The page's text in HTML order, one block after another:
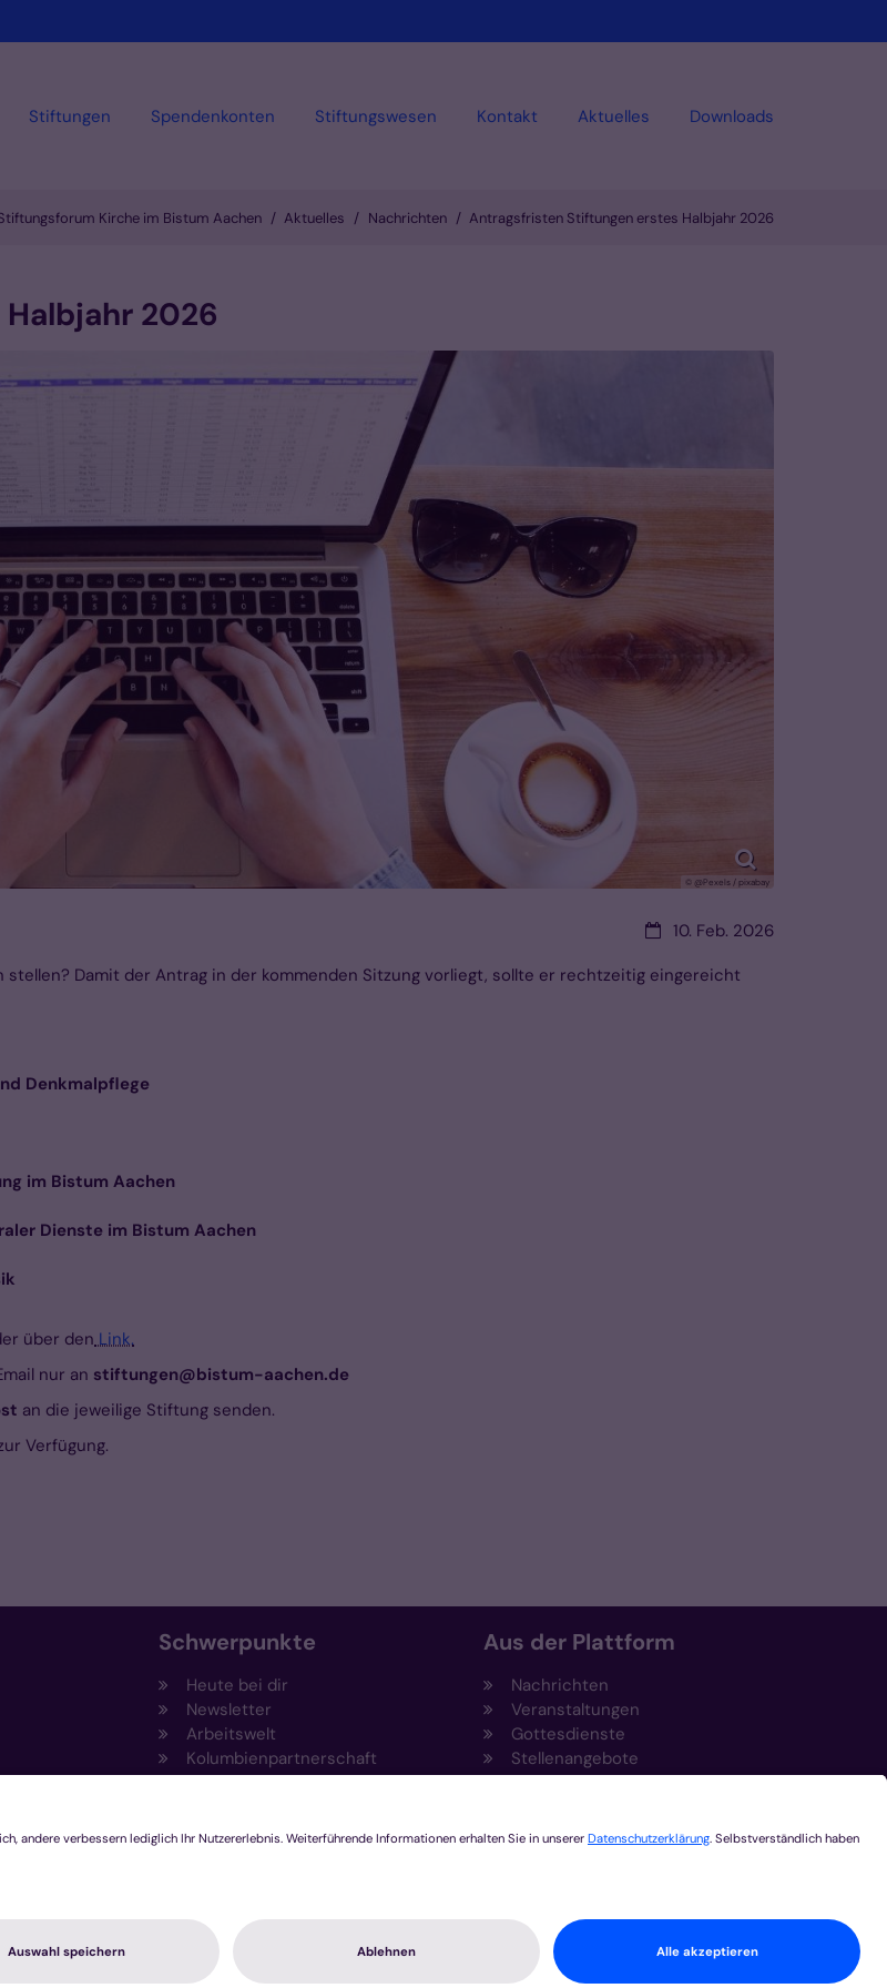
Stiftungen Spendenkonten Stiftungswesen Kontakt Aktuelles Downloads
Kirche im Bistum Aachen Aktuelles Nachrichten Antragsfristen Stiftungen erstes Halbjahr 2026
2026
© @Pexels / pixabay
Datum:10. Feb. 2026
Damit der Antrag in der kommenden Sitzung vorliegt, sollte er rechtzeitig eingereicht
Denkmalpflege
im Bistum Aachen
Dienste im Bistum Aachen
für Kirchenmusik
über den Link.
nur an stiftungen@bistum-aachen.de
an die jeweilige Stiftung senden.
Verfügung.
Schwerpunkte
Heute bei dir
Newsletter
Arbeitswelt
Kolumbienpartnerschaft
Umweltportal
Fundraising
Aus der Plattform
Nachrichten
Veranstaltungen
Gottesdienste
Stellenangebote
Kirchenzeitung
Rechtsdatenbank